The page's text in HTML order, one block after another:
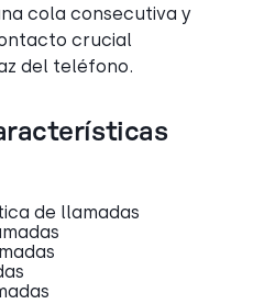
cola consecutiva y
crucial
del teléfono.
de llamadas